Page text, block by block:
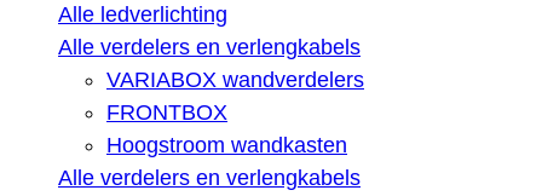
Alle ledverlichting
Alle verdelers en verlengkabels
VARIABOX wandverdelers
FRONTBOX
Hoogstroom wandkasten
Alle verdelers en verlengkabels